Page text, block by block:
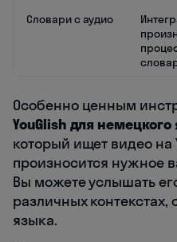
Словари с аудио
Особенно ценным
YouGlish для немецкого
который ищет видео на
произносится нужное
Вы можете услышать
различных контекстах,
языка.